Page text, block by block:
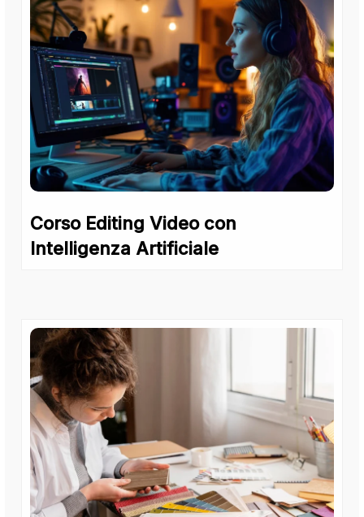
Corso Editing Video con
Intelligenza Artificiale